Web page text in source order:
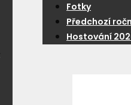
Fotky
Předchozí
Hostování